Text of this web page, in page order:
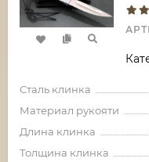
Сталь клинка
Материал рукояти
Длина клинка
Толщина клинка